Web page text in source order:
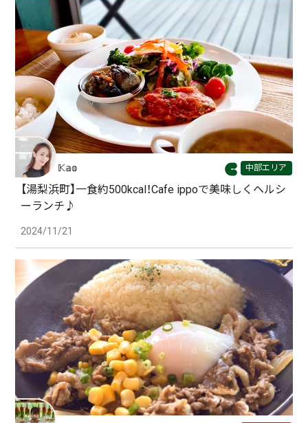
𝕂𝕒𝕠 中部エリア
【湯梨浜町】一食約500kcal！Cafe ippoで美味しくヘルシ
ーランチ♪
2024/11/21